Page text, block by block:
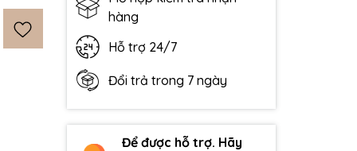
hàng
Hỗ trợ 24/7
Đổi trả trong 7 ngày
Để được hỗ trợ. Hãy